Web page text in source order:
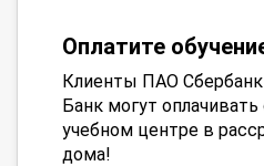
Оплатите
Клиенты ПАО
Банк могут
учебном центре в
дома!